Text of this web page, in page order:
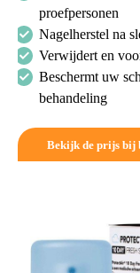
proefpersonen
Nagelherstel na
Verwijdert en
Beschermt uw
behandeling
Bekijk de prijs bij